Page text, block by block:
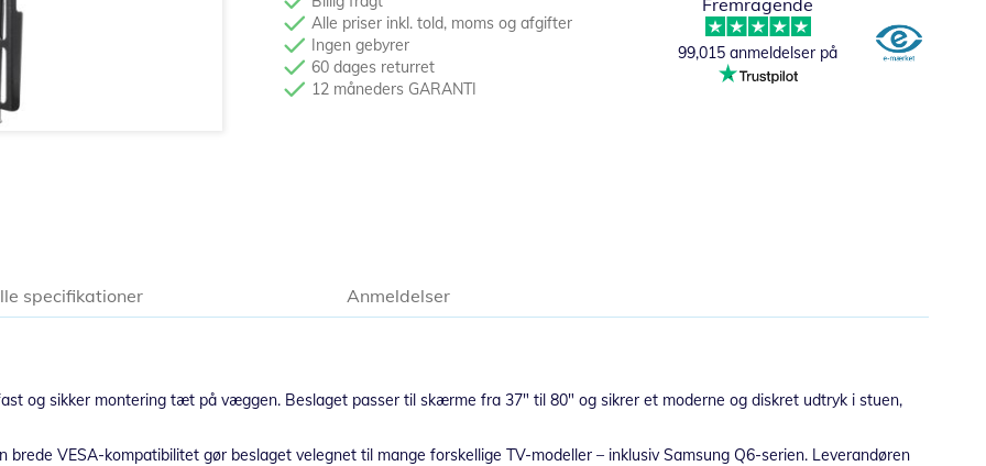
Alle priser inkl. told, moms og afgifter
Ingen gebyrer
60 dages returret
12 måneders GARANTI
Fremragende
99,015 anmeldelser på
og sikker montering tæt på væggen. Beslaget passer til skærme fra 37" til 80" og sikrer et moderne og diskret udtryk i stuen,
VESA-kompatibilitet gør beslaget velegnet til mange forskellige TV-modeller – inklusiv Samsung Q6-serien. Leverandøren
specifikationer Anmeldelser